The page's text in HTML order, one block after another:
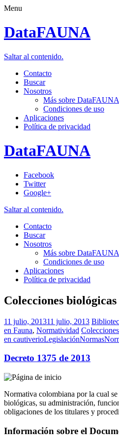
Menu
DataFAUNA
Saltar al contenido.
Contacto
Buscar
Nosotros
Más sobre DataFAUNA
Condiciones de uso
Aplicaciones
Política de privacidad
DataFAUNA
Facebook
Twitter
Google+
Saltar al contenido.
Contacto
Buscar
Nosotros
Más sobre DataFAUNA
Condiciones de uso
Aplicaciones
Política de privacidad
Colecciones biológicas
11 julio, 201311 julio, 2013
en Fauna, Normatividad Colecciones
en cautiverioLegislaciónNormas
Decreto 1375 de 2013
Normativa colombiana por la cual
biológicas, su administración,
obligaciones de los titulares y
Información sobre el